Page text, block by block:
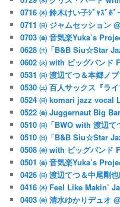
0716 ㈭ 鈴木けい子ｼﾞｬｽﾞﾎﾞ
0711 ㈰ ジャムセッション
0703 ㈮ 音気楽Yuka’s
0628 ㈯「B&B Siu☆Star
0602 ㈫ with ビッグバンド
0531 ㈰ 渡辺てつ＆本郷ノ
0530 ㈯ 百人サックス『ライ
0524 ㈰ komari jazz vocal
0522 ㈮ Juggernaut Big
0510 ㈰「BWO with 渡辺て
0510 ㈰「B&B Siu☆Star
0508 ㈮ with ビッグバンド
0501 ㈮ 音気楽Yuka’s
0426 ㈰ 渡辺てつ＆中尾剛
0416 ㈭ Feel Like Makin’
0403 ㈮ 清水ゆかりデュオ